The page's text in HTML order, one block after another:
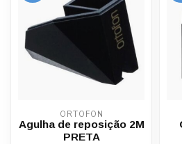
ORTOFON
Agulha de reposição 2M
PRETA